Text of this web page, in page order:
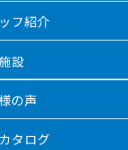
フ紹介
設
の声
タログ